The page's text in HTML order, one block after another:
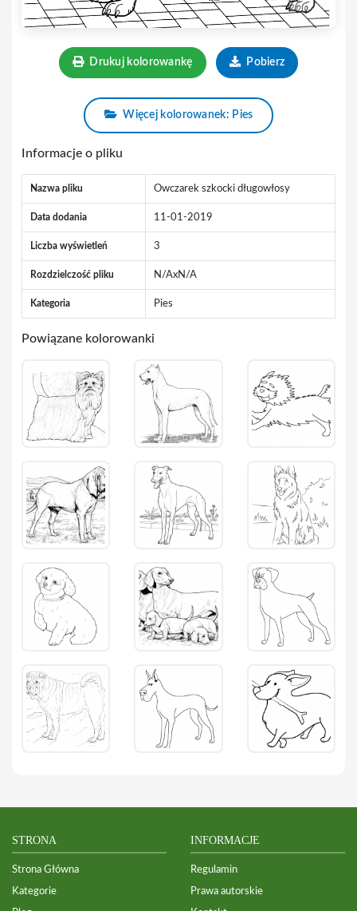
Drukuj kolorowankę Pobierz
Więcej kolorowanek: Pies
Informacje o pliku
Nazwa pliku Owczarek szkocki długowłosy
Data dodania 11-01-2019
Liczba wyświetleń 3
Rozdzielczość pliku N/AxN/A
Kategoria Pies
Powiązane kolorowanki
STRONA
Strona Główna
Kategorie
INFORMACJE
Regulamin
Prawa autorskie